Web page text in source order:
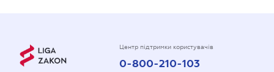
Центр підтримки користувачів
0-800-210-103